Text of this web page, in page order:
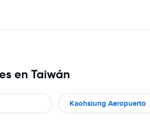
en Taiwán
Kaohsiung Aeropuerto